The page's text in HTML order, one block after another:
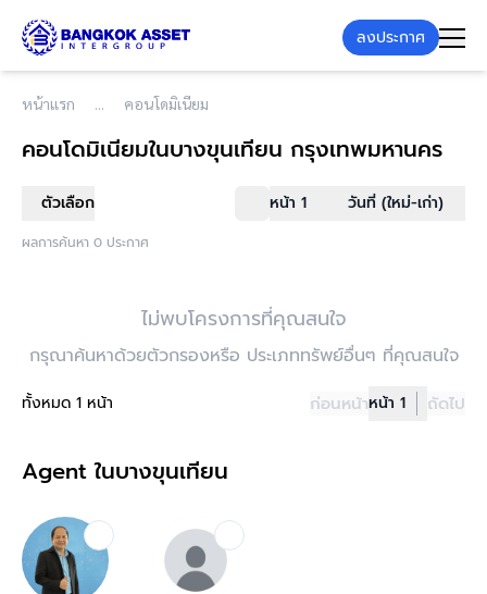
ลงประกาศ
หน้าแรก คอนโดมิเนียม
คอนโดมิเนียมในบางขุนเทียน กรุงเทพมหานคร
ตัวเลือก หน้า 1 วันที่ (ใหม่-เก่า)
ผลการค้นหา 0 ประกาศ
ไม่พบโครงการที่คุณสนใจ
กรุณาค้นหาด้วยตัวกรองหรือ ประเภททรัพย์อื่นๆ ที่คุณสนใจ
ทั้งหมด 1 หน้า ก่อนหน้าหน้า 1 ถัดไป
Agent ในบางขุนเทียน